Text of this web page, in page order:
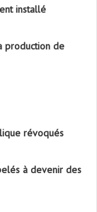
installé
production de
révoqués
à devenir des